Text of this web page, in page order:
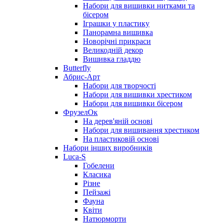
Набори для вишивки нитками та
бісером
Іграшки у пластику
Панорамна вишивка
Новорічні прикраси
Великодній декор
Вишивка гладдю
Butterfly
Абрис-Арт
Набори для творчості
Набори для вишивки хрестиком
Набори для вишивки бісером
ФрузелОк
На дерев'яній основі
Набори для вишивання хрестиком
На пластиковій основі
Набори інших виробників
Luca-S
Гобелени
Класика
Різне
Пейзажі
Фауна
Квіти
Натюрморти